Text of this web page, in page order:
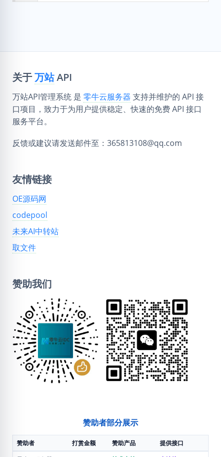
关于万站API
万站API管理系统 是 零牛云服务器 支持并维护的 API 接
口项目，致力于为用户提供稳定、快速的免费 API 接口
服务平台。
反馈或建议请发送邮件至：365813108@qq.com
友情链接
OE源码网
codepool
未来AI中转站
取文件
赞助我们
赞助者部分展示
赞助者 打赏金额 赞助产品
提供接口